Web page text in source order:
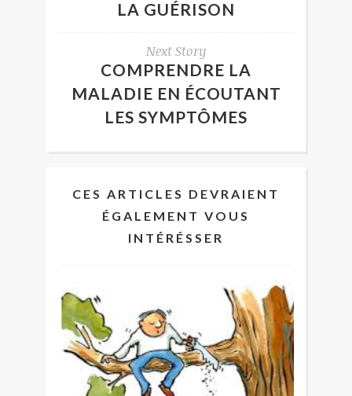
LA GUÉRISON
Next Story
COMPRENDRE LA
MALADIE EN ÉCOUTANT
LES SYMPTÔMES
CES ARTICLES DEVRAIENT
ÉGALEMENT VOUS
INTÉRÉSSER